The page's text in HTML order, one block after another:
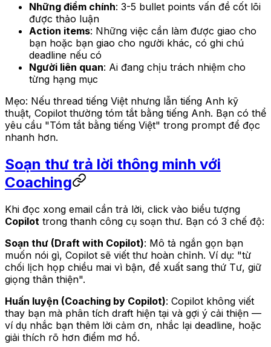
Những điểm chính: 3-5 bullet points vấn đề cốt lõi
được thảo luận
Action items: Những việc cần làm được giao cho
bạn hoặc bạn giao cho người khác, có ghi chú
deadline nếu có
Người liên quan: Ai đang chịu trách nhiệm cho
từng hạng mục
Mẹo: Nếu thread tiếng Việt nhưng lẫn tiếng Anh kỹ
thuật, Copilot thường tóm tắt bằng tiếng Anh. Bạn có thể
yêu cầu "Tóm tắt bằng tiếng Việt" trong prompt để đọc
nhanh hơn.
Soạn thư trả lời thông minh với
Coaching
Khi đọc xong email cần trả lời, click vào biểu tượng
Copilot trong thanh công cụ soạn thư. Bạn có 3 chế độ:
Soạn thư (Draft with Copilot): Mô tả ngắn gọn bạn
muốn nói gì, Copilot sẽ viết thư hoàn chỉnh. Ví dụ: "từ
chối lịch họp chiều mai vì bận, đề xuất sang thứ Tư, giữ
giọng thân thiện".
Huấn luyện (Coaching by Copilot): Copilot không viết
thay bạn mà phân tích draft hiện tại và gợi ý cải thiện —
ví dụ nhắc bạn thêm lời cảm ơn, nhắc lại deadline, hoặc
giải thích rõ hơn điểm mơ hồ.